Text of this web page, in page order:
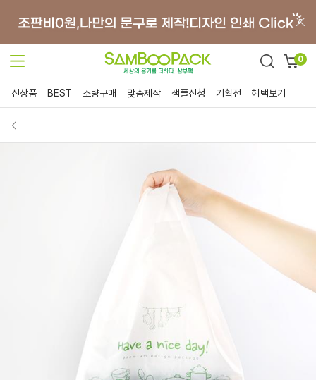
0
신상품 BEST 소량구매 맞춤제작 샘플신청 기획전 혜택보기